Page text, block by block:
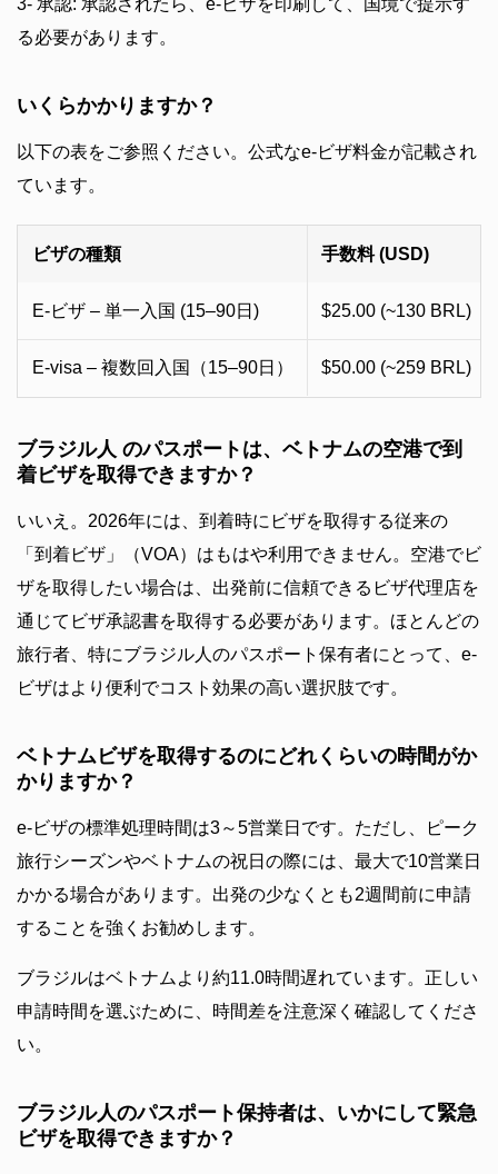
3- 承認: 承認されたら、e-ビザを印刷して、国境で提示す
る必要があります。
いくらかかりますか？
以下の表をご参照ください。公式なe-ビザ料金が記載され
ています。
ビザの種類 手数料 (USD)
E-ビザ – 単一入国 (15–90日) $25.00 (~130 BRL)
E-visa – 複数回入国（15–90日） $50.00 (~259 BRL)
ブラジル人 のパスポートは、ベトナムの空港で到
着ビザを取得できますか？
いいえ。2026年には、到着時にビザを取得する従来の
「到着ビザ」（VOA）はもはや利用できません。空港でビ
ザを取得したい場合は、出発前に信頼できるビザ代理店を
通じてビザ承認書を取得する必要があります。ほとんどの
旅行者、特にブラジル人のパスポート保有者にとって、e-
ビザはより便利でコスト効果の高い選択肢です。
ベトナムビザを取得するのにどれくらいの時間がか
かりますか？
e-ビザの標準処理時間は3～5営業日です。ただし、ピーク
旅行シーズンやベトナムの祝日の際には、最大で10営業日
かかる場合があります。出発の少なくとも2週間前に申請
することを強くお勧めします。
ブラジルはベトナムより約11.0時間遅れています。正しい
申請時間を選ぶために、時間差を注意深く確認してくださ
い。
ブラジル人のパスポート保持者は、いかにして緊急
ビザを取得できますか？